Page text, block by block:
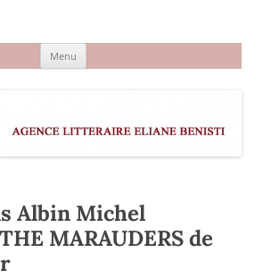
Menu
Albin Michel
MARAUDERS de